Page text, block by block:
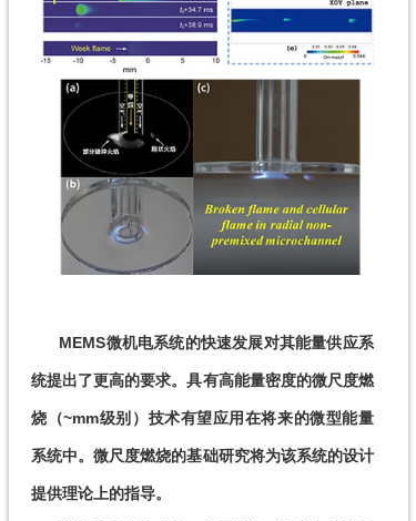
统提出了更高的要求。具有高能量密度的微尺度燃
烧（~mm级别）技术有望应用在将来的微型能量
系统中。微尺度燃烧的基础研究将为该系统的设计
提供理论上的指导。